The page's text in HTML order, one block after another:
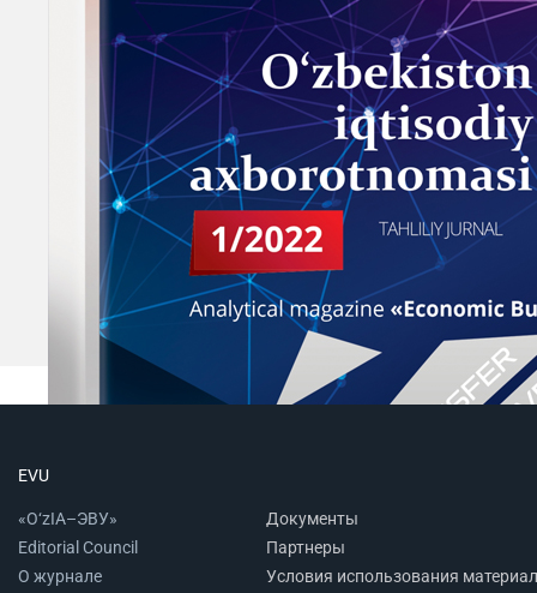
EVU
«O‘zIA–ЭВУ»
Editorial Council
О журнале
Документы
Партнеры
Условия использования